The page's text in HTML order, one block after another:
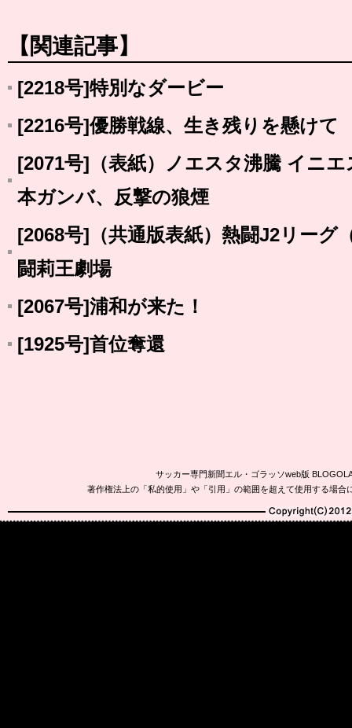
【関連記事】
[2218号]特別なダービー
[2216号]優勝戦線、生き残りを懸けて
[2071号]（表紙）ノエスタ沸騰 イニ
本ガンバ、反撃の狼煙
[2068号]（共通版表紙）熱闘J2リーグ
闘莉王劇場
[2067号]浦和が来た！
[1925号]首位奪還
サッカー専門新聞エル・ゴラッソweb版
著作権法上の「私的使用」や「引用」の範囲を超えて使用する場
Copyright(C)2010-